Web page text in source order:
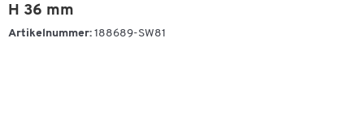
H 36 mm
Artikelnummer: 188689-SW81